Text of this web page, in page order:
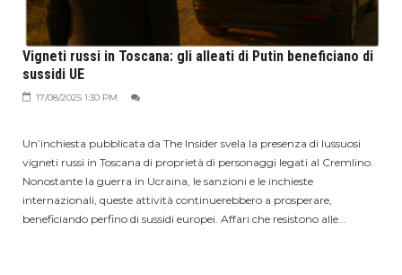
Vigneti russi in Toscana: gli alleati di Putin beneficiano di
sussidi UE
17/08/2025 1:30 PM
Un’inchiesta pubblicata da The Insider svela la presenza di lussuosi
vigneti russi in Toscana di proprietà di personaggi legati al Cremlino.
Nonostante la guerra in Ucraina, le sanzioni e le inchieste
internazionali, queste attività continuerebbero a prosperare,
beneficiando perfino di sussidi europei. Affari che resistono alle...